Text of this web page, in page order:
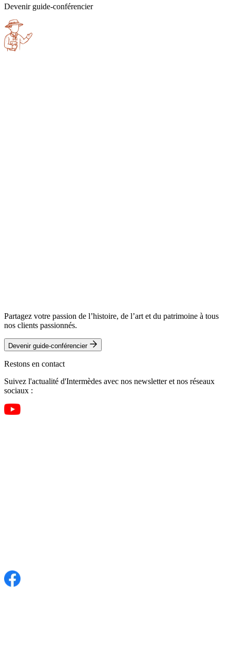
Devenir guide-conférencier
Partagez votre passion de l’histoire, de l’art et du patrimoine à tous
nos clients passionnés.
Devenir guide-conférencier
Restons en contact
Suivez l'actualité d'Intermèdes avec nos newsletter et nos réseaux
sociaux :